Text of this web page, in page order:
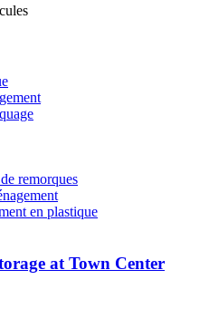
remorques
en plastique
at Town Center